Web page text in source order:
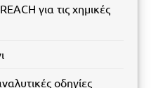
για τις χημικές
οδηγίες